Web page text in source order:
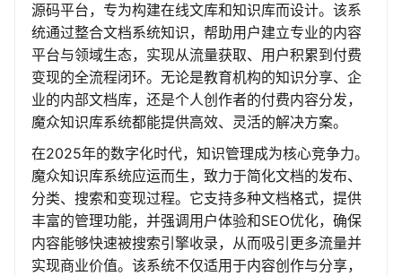
源码平台，专为构建在线文库和知识库而设计。该系
统通过整合文档系统知识，帮助用户建立专业的内容
平台与领域生态，实现从流量获取、用户积累到付费
变现的全流程闭环。无论是教育机构的知识分享、企
业的内部文档库，还是个人创作者的付费内容分发，
魔众知识库系统都能提供高效、灵活的解决方案。
在2025年的数字化时代，知识管理成为核心竞争力。
魔众知识库系统应运而生，致力于简化文档的发布、
分类、搜索和变现过程。它支持多种文档格式，提供
丰富的管理功能，并强调用户体验和SEO优化，确保
内容能够快速被搜索引擎收录，从而吸引更多流量并
实现商业价值。该系统不仅适用于内容创作与分享，